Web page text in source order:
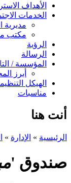
الأهداف
الخدمات
مديرية
مكتب
الرؤية
الرسالة
المؤسسة /
أبرز
الهيكل
مناسبات
أنت هنا
الرئيسية » الإدارة »
صندوق '